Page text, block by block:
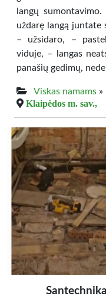
langų
uždarę langą juntate
– užsidaro, –
viduje, – langas
panašių gedimų,
Viskas namams »
Klaipėdos m. sav.,